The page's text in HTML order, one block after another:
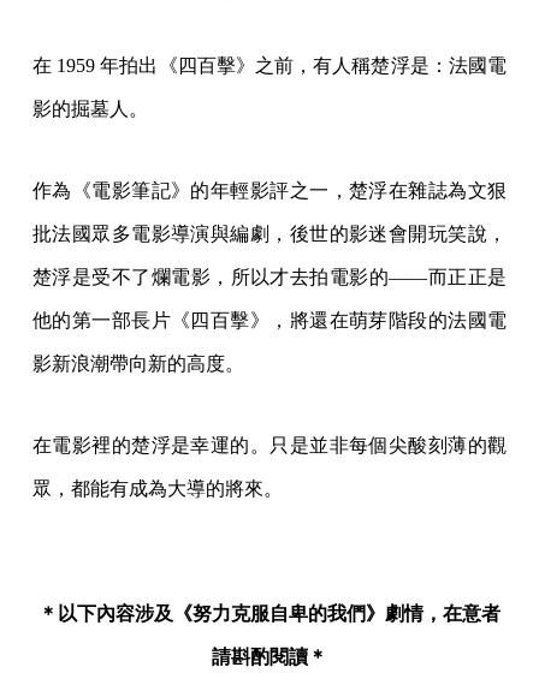
在 1959 年拍出《四百擊》之前，有人稱楚浮是：法國電
影的掘墓人。
作為《電影筆記》的年輕影評之一，楚浮在雜誌為文狠
批法國眾多電影導演與編劇，後世的影迷會開玩笑說，
楚浮是受不了爛電影，所以才去拍電影的——而正正是
他的第一部長片《四百擊》，將還在萌芽階段的法國電
影新浪潮帶向新的高度。
在電影裡的楚浮是幸運的。只是並非每個尖酸刻薄的觀
眾，都能有成為大導的將來。
＊以下內容涉及《努力克服自卑的我們》劇情，在意者
請斟酌閱讀＊